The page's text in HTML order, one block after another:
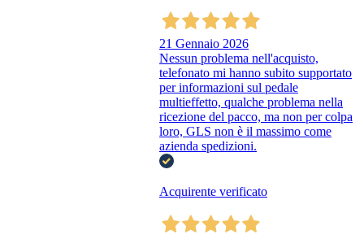
21 Gennaio 2026
Nessun problema nell'acquisto,
telefonato mi hanno subito supportato
per informazioni sul pedale
multieffetto, qualche problema nella
ricezione del pacco, ma non per colpa
loro, GLS non è il massimo come
azienda spedizioni.
Acquirente verificato